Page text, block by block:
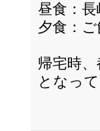
昼食：
夕食：
帰宅時
となっ